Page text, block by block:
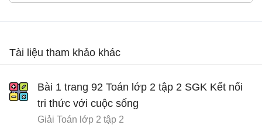
Tài liệu tham khảo khác
Bài 1 trang 92 Toán lớp 2 tập 2 SGK Kết nối
tri thức với cuộc sống
Giải Toán lớp 2 tập 2